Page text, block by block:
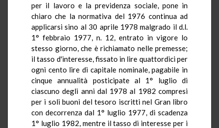
per il lavoro e la previdenza sociale, pone in
chiaro che la normativa del 1976 continua ad
applicarsi sino al 30 aprile 1978 malgrado il d.l.
1° febbraio 1977, n. 12, entrato in vigore lo
stesso giorno, che è richiamato nelle premesse;
il tasso d'interesse, fissato in lire quattordici per
ogni cento lire di capitale nominale, pagabile in
cinque annualità posticipate al 1° luglio di
ciascuno degli anni dal 1978 al 1982 compresi
per i soli buoni del tesoro iscritti nel Gran libro
con decorrenza dal 1° luglio 1977, di scadenza
1° luglio 1982, mentre il tasso di interesse per i